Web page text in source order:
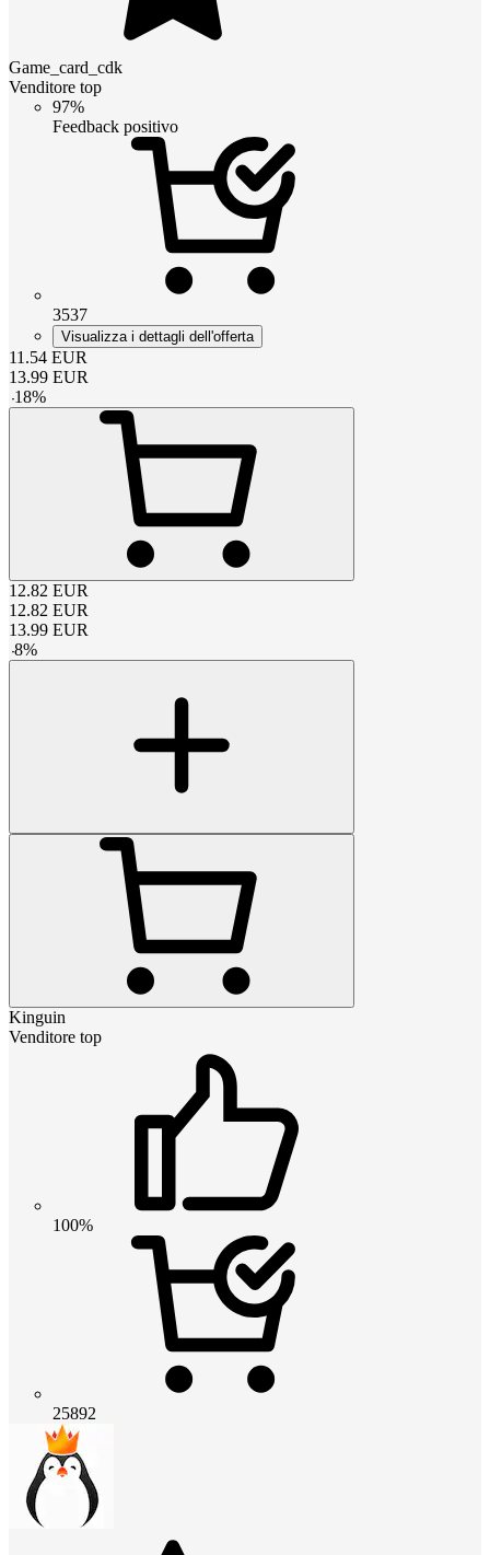
Game_card_cdk
Venditore top
97%
Feedback positivo
3537
Visualizza i dettagli dell'offerta
11.54 EUR
13.99 EUR
-18%
12.82 EUR
12.82 EUR
13.99 EUR
-8%
Kinguin
Venditore top
100%
25892